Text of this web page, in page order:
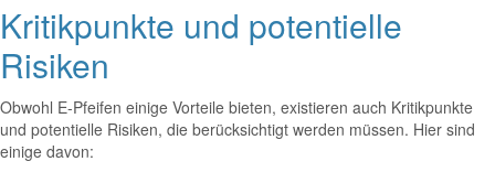
Kritikpunkte und potentielle
Risiken
Obwohl E-Pfeifen einige Vorteile bieten, existieren auch Kritikpunkte
und potentielle Risiken, die berücksichtigt werden müssen. Hier sind
einige davon: